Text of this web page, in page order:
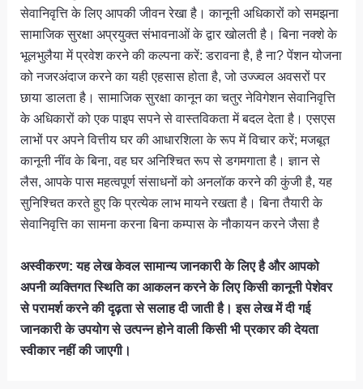
सेवानिवृत्ति के लिए आपकी जीवन रेखा है। कानूनी अधिकारों को समझना
सामाजिक सुरक्षा अप्रयुक्त संभावनाओं के द्वार खोलती है। बिना नक्शे के
भूलभुलैया में प्रवेश करने की कल्पना करें: डरावना है, है ना? पेंशन योजना
को नजरअंदाज करने का यही एहसास होता है, जो उज्ज्वल अवसरों पर
छाया डालता है। सामाजिक सुरक्षा कानून का चतुर नेविगेशन सेवानिवृत्ति
के अधिकारों को एक पाइप सपने से वास्तविकता में बदल देता है। एसएस
लाभों पर अपने वित्तीय घर की आधारशिला के रूप में विचार करें; मजबूत
कानूनी नींव के बिना, वह घर अनिश्चित रूप से डगमगाता है। ज्ञान से
लैस, आपके पास महत्वपूर्ण संसाधनों को अनलॉक करने की कुंजी है, यह
सुनिश्चित करते हुए कि प्रत्येक लाभ मायने रखता है। बिना तैयारी के
सेवानिवृत्ति का सामना करना बिना कम्पास के नौकायन करने जैसा है
अस्वीकरण: यह लेख केवल सामान्य जानकारी के लिए है और आपको
अपनी व्यक्तिगत स्थिति का आकलन करने के लिए किसी कानूनी पेशेवर
से परामर्श करने की दृढ़ता से सलाह दी जाती है। इस लेख में दी गई
जानकारी के उपयोग से उत्पन्न होने वाली किसी भी प्रकार की देयता
स्वीकार नहीं की जाएगी।